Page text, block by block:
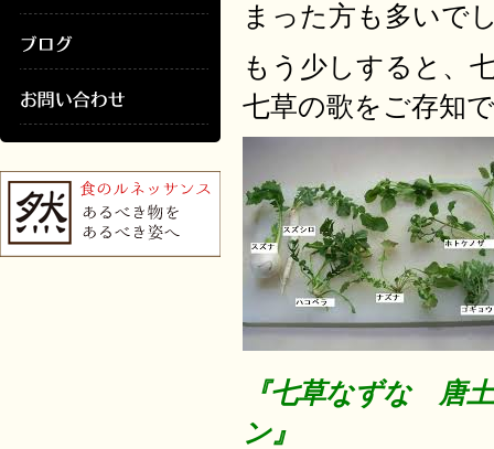
まった方も多いで
もう少しすると、
七草の歌をご存知
『七草なずな 唐
ン』